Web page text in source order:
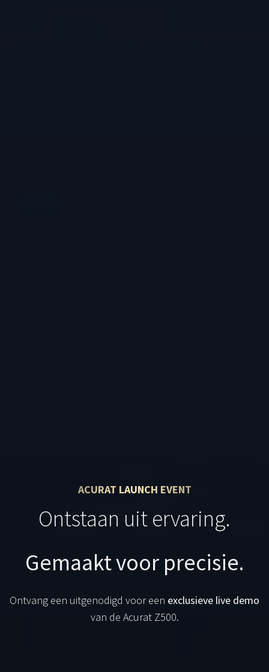
ACURAT LAUNCH EVENT
Ontstaan uit ervaring.
Gemaakt voor precisie.
Ontvang een uitgenodigd voor een exclusieve live demo
van de Acurat Z500.